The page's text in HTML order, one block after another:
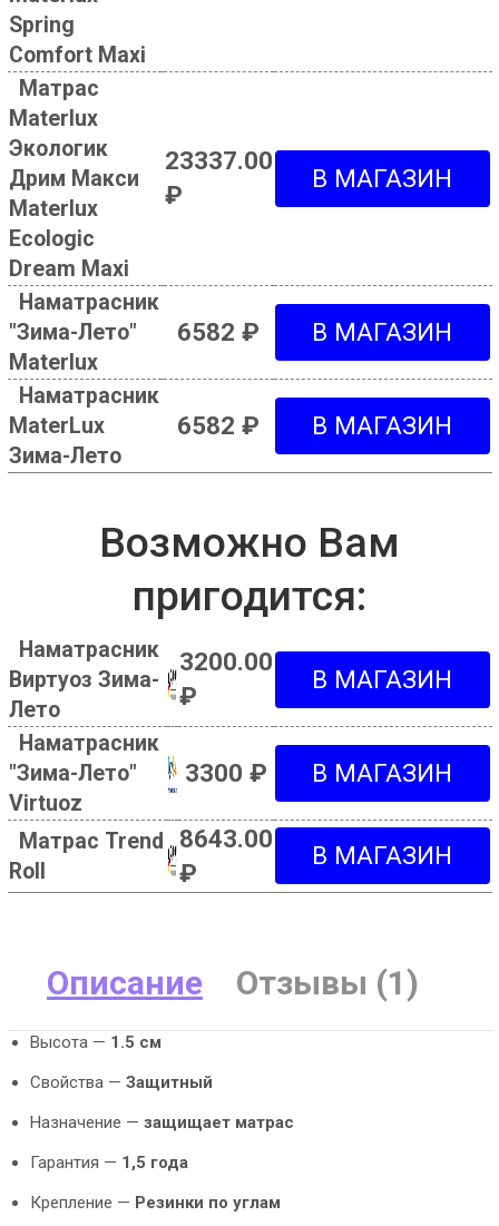
Spring
Comfort Maxi
Матрас
Materlux
Экологик
Дрим Макси
Materlux
Ecologic
Dream Maxi
23337.00
₽
Наматрасник
"Зима-Лето"
Materlux
6582 ₽
Наматрасник
MaterLux
Зима-Лето
6582 ₽
Возможно Вам
пригодится:
Наматрасник
Виртуоз Зима-
Лето
3200.00
₽
Наматрасник
"Зима-Лето"
Virtuoz
3300 ₽
Матрас Trend
Roll
8643.00
₽
Описание Отзывы (1)
Высота — 1.5 см
Свойства — Защитный
Назначение — защищает матрас
Гарантия — 1,5 года
Крепление — Резинки по углам